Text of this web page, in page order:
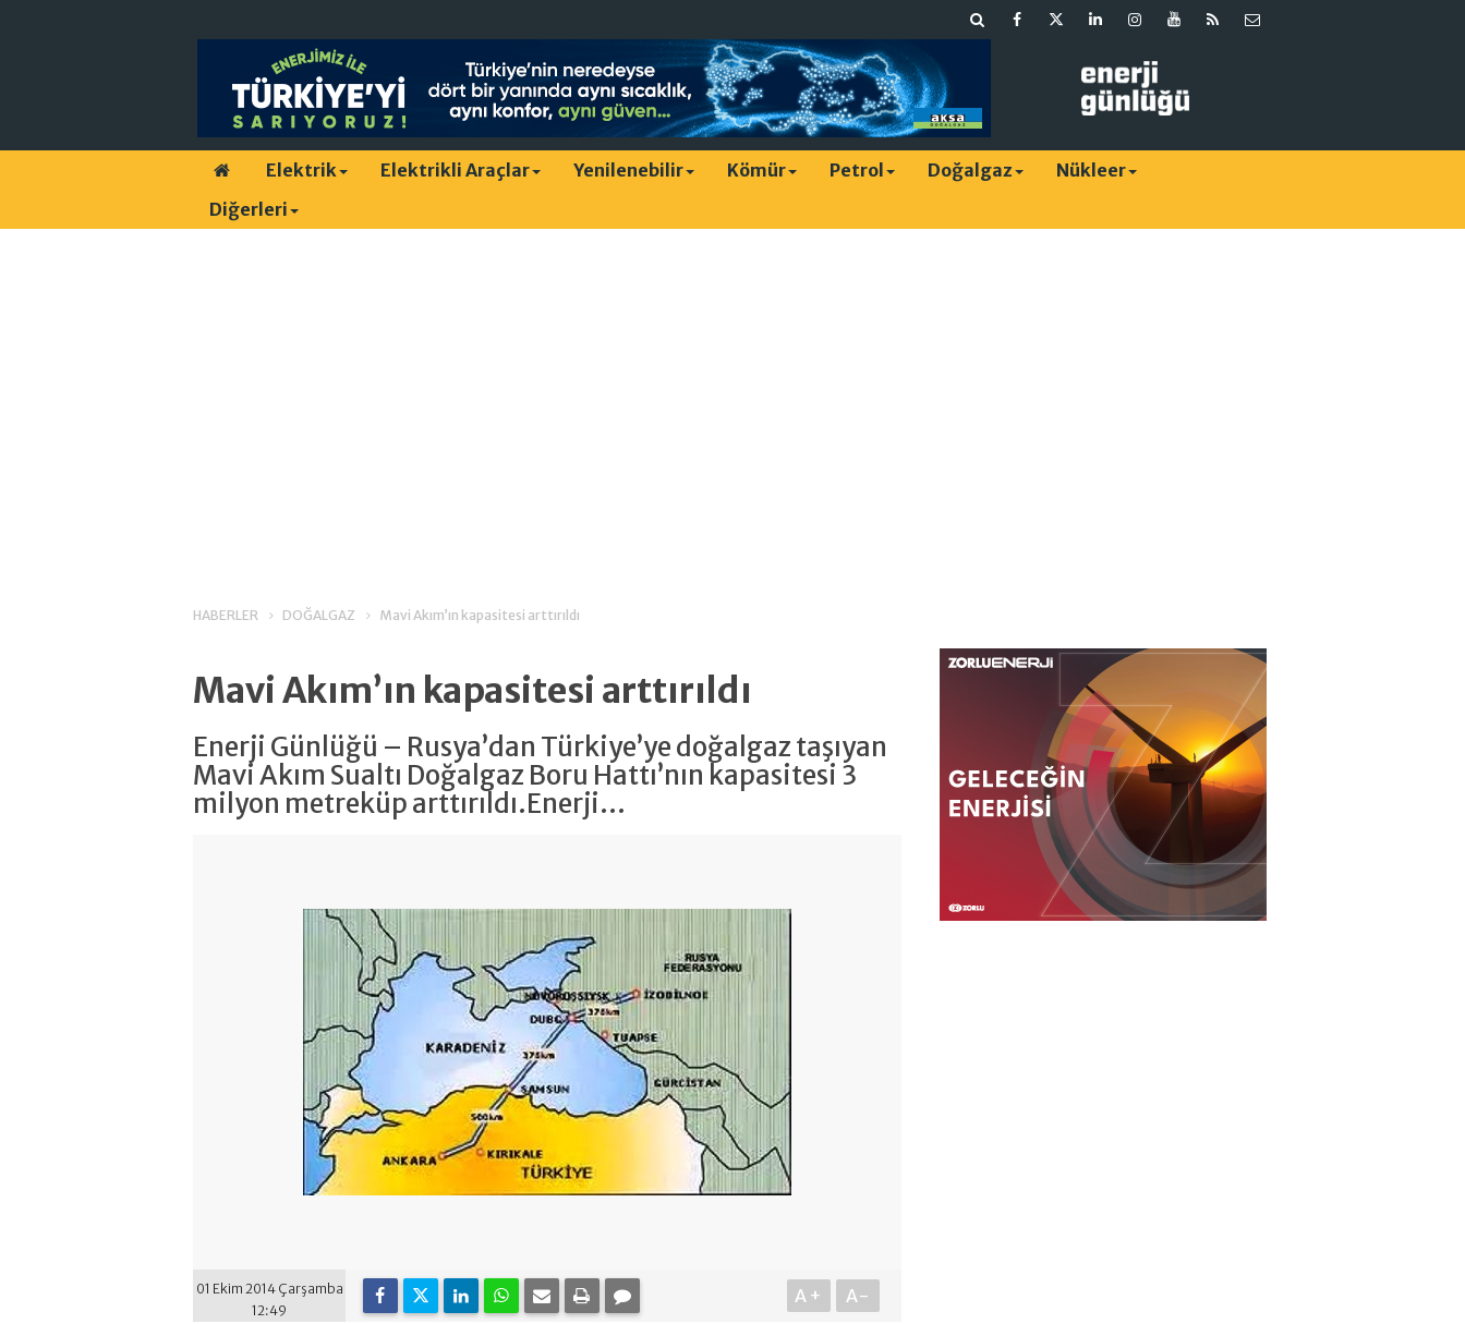
Elektrik Elektrikli Araçlar Yenilenebilir Kömür Petrol Doğalgaz
Nükleer
Diğerleri
HABERLER DOĞALGAZ Mavi Akım’ın kapasitesi arttırıldı
Mavi Akım’ın kapasitesi arttırıldı
Enerji Günlüğü – Rusya’dan Türkiye’ye doğalgaz taşıyan
Mavi Akım Sualtı Doğalgaz Boru Hattı’nın kapasitesi 3
milyon metreküp arttırıldı.Enerji...
01 Ekim 2014 Çarşamba
12:49
A+ A-